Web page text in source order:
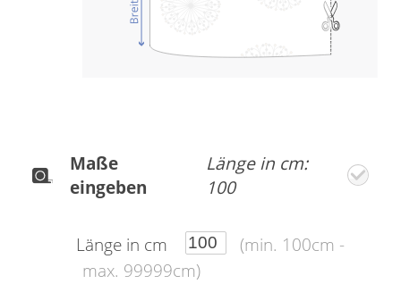
Maße
eingeben
Länge in cm:
100
Länge in cm
(min. 100cm -
max. 99999cm)